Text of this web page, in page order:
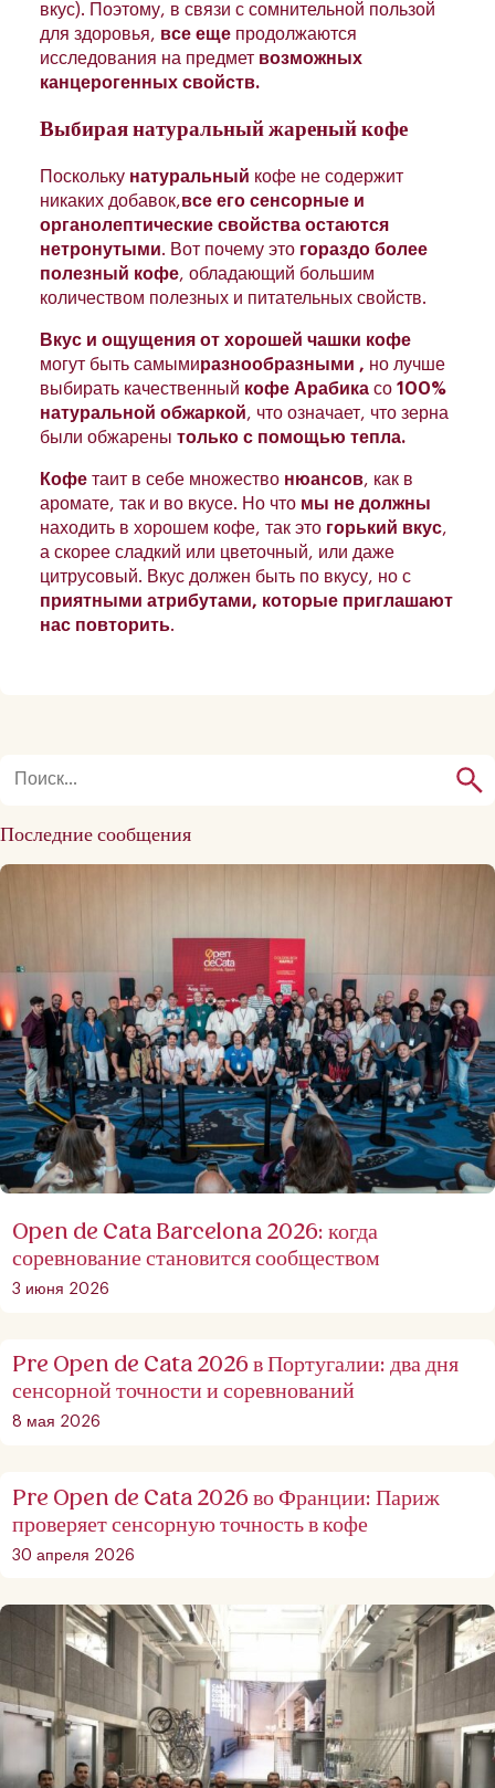
вкус). Поэтому, в связи с сомнительной пользой
для здоровья, все еще продолжаются
исследования на предмет возможных
канцерогенных свойств.
Выбирая натуральный жареный кофе
Поскольку натуральный кофе не содержит
никаких добавок,все его сенсорные и
органолептические свойства остаются
нетронутыми. Вот почему это гораздо более
полезный кофе, обладающий большим
количеством полезных и питательных свойств.
Вкус и ощущения от хорошей чашки кофе
могут быть самымиразнообразными , но лучше
выбирать качественный кофе Арабика со 100%
натуральной обжаркой, что означает, что зерна
были обжарены только с помощью тепла.
Кофе таит в себе множество нюансов, как в
аромате, так и во вкусе. Но что мы не должны
находить в хорошем кофе, так это горький вкус,
а скорее сладкий или цветочный, или даже
цитрусовый. Вкус должен быть по вкусу, но с
приятными атрибутами, которые приглашают
нас повторить.
Последние сообщения
Open de Cata Barcelona 2026: когда
соревнование становится сообществом
3 июня 2026
Pre Open de Cata 2026 в Португалии: два дня
сенсорной точности и соревнований
8 мая 2026
Pre Open de Cata 2026 во Франции: Париж
проверяет сенсорную точность в кофе
30 апреля 2026